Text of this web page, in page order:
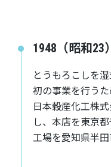
1948（昭和23
とうもろこしを
初の事業を行うた
日本穀産化工株
し、本店を東京都
工場を愛知県半